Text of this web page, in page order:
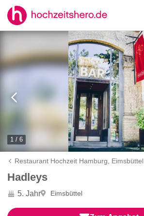
1 / 6
Restaurant Hochzeit Hamburg, Eimsbüttel
Hadleys
5. Jahr Eimsbüttel